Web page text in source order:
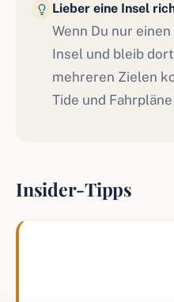
Lieber eine Insel
Wenn Du nur
Insel und bleib
mehreren Zielen
Tide und
Insider-Tipps